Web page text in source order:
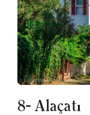
8- Alaçatı